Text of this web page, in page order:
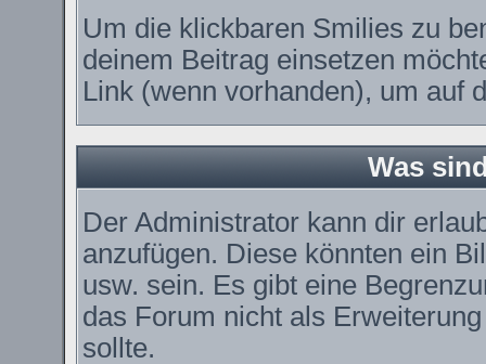
Um die klickbaren Smilies zu
deinem Beitrag einsetzen
Link (wenn vorhanden), um auf
Was
Der Administrator kann dir
anzufügen. Diese könnten ein
usw. sein. Es gibt eine
das Forum nicht als
sollte.